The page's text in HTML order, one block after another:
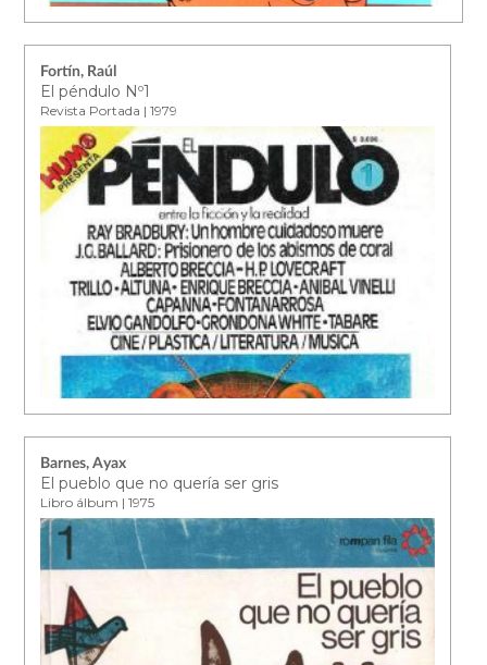
Fortín, Raúl
El péndulo Nº1
Revista Portada | 1979
Barnes, Ayax
El pueblo que no quería ser gris
Libro álbum | 1975